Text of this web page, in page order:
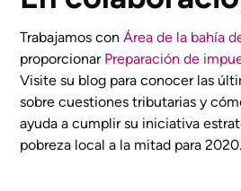
Trabajamos conÁrea de la bahía
proporcionar Preparación de
Visite su blog para conocer las
sobre cuestiones tributarias y
ayuda a cumplir su iniciativa
pobreza local a la mitad para 2020.